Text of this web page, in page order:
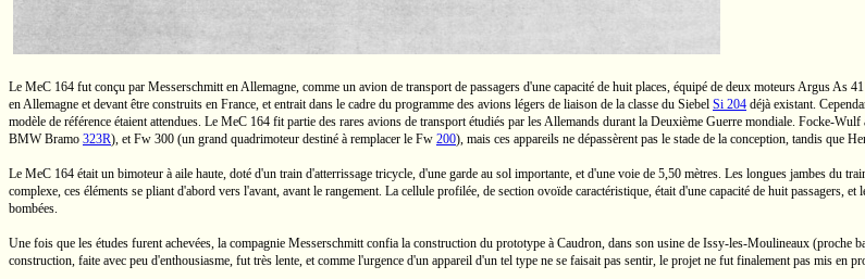
Le MeC 164 fut conçu par Messerschmitten Allemagne, comme un avion de transport de passagers d'une capacité de huit places, équipé de deux moteurs ArgusAs
en Allemagne et devant être construits en France, et entrait dans le cadre du programme des avions légers de liaison de la classe du Siebel Si 204 déjà existant.
modèle de référence étaient attendues. Le MeC 164 fit partie des rares avions de transport étudiés par les Allemands durant la Deuxième Guerre mondiale. Focke-Wulf
BMWBramo 323R), etFw 300 (un grand quadrimoteur destiné à remplacer le Fw 200), mais ces appareils ne dépassèrent pas le stade de la conception, tandis que
Le MeC 164 était un bimoteur à aile haute, doté d'un train d'atterrissage tricycle, d'une garde au sol importante, et d'une voie de 5,50 mètres. Les longues jambes du
complexe, ces éléments se pliant d'abord vers l'avant, avant le rangement. La cellule profilée, de section ovoïde caractéristique, était d'une capacité de huit passagers,
bombées.
Une fois que les études furent achevées, la compagnie Messerschmittconfia la construction du prototype à Caudron, dans son usine de Issy-les-Moulineaux (proche
construction, faite avec peu d'enthousiasme, fut très lente, et comme l'urgence d'un appareil d'un tel type ne se faisait pas sentir, le projet ne fut finalement pas mis en